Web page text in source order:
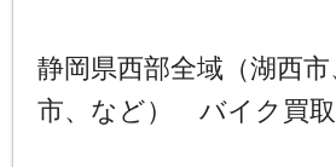
静岡県西部全域（湖西
市、など） バイク買